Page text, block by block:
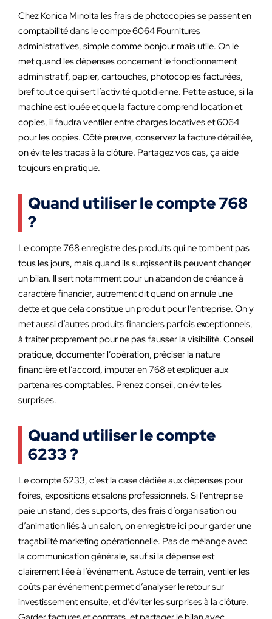
Chez Konica Minolta les frais de photocopies se passent en
comptabilité dans le compte 6064 Fournitures
administratives, simple comme bonjour mais utile. On le
met quand les dépenses concernent le fonctionnement
administratif, papier, cartouches, photocopies facturées,
bref tout ce qui sert l’activité quotidienne. Petite astuce, si la
machine est louée et que la facture comprend location et
copies, il faudra ventiler entre charges locatives et 6064
pour les copies. Côté preuve, conservez la facture détaillée,
on évite les tracas à la clôture. Partagez vos cas, ça aide
toujours en pratique.
Quand utiliser le compte 768
?
Le compte 768 enregistre des produits qui ne tombent pas
tous les jours, mais quand ils surgissent ils peuvent changer
un bilan. Il sert notamment pour un abandon de créance à
caractère financier, autrement dit quand on annule une
dette et que cela constitue un produit pour l’entreprise. On y
met aussi d’autres produits financiers parfois exceptionnels,
à traiter proprement pour ne pas fausser la visibilité. Conseil
pratique, documenter l’opération, préciser la nature
financière et l’accord, imputer en 768 et expliquer aux
partenaires comptables. Prenez conseil, on évite les
surprises.
Quand utiliser le compte
6233 ?
Le compte 6233, c’est la case dédiée aux dépenses pour
foires, expositions et salons professionnels. Si l’entreprise
paie un stand, des supports, des frais d’organisation ou
d’animation liés à un salon, on enregistre ici pour garder une
traçabilité marketing opérationnelle. Pas de mélange avec
la communication générale, sauf si la dépense est
clairement liée à l’événement. Astuce de terrain, ventiler les
coûts par événement permet d’analyser le retour sur
investissement ensuite, et d’éviter les surprises à la clôture.